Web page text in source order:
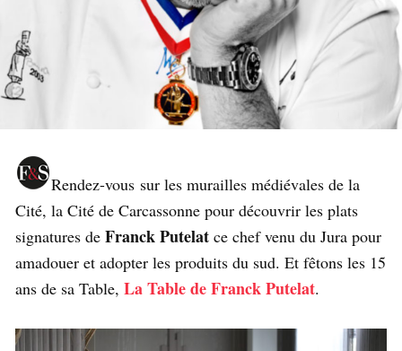
Rendez-vous sur les murailles médiévales de la
Cité, la Cité de Carcassonne pour découvrir les plats
signatures de Franck Putelat ce chef venu du Jura pour
amadouer et adopter les produits du sud. Et fêtons les 15
ans de sa Table, La Table de Franck Putelat.